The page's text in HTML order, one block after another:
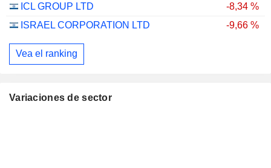
ICL GROUP LTD
-8,34 %
ISRAEL CORPORATION LTD
-9,66 %
Vea el ranking
Variaciones de sector